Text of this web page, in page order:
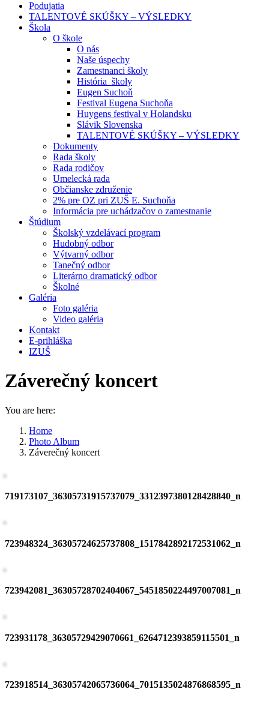
Podujatia
TALENTOVÉ SKÚŠKY – VÝSLEDKY
Škola
O škole
O nás
Naše úspechy
Zamestnanci školy
História školy
Eugen Suchoň
Festival Eugena Suchoňa
Huygens festival v Holandsku
Slávik Slovenska
TALENTOVÉ SKÚŠKY – VÝSLEDKY
Dokumenty
Rada školy
Rada rodičov
Umelecká rada
Občianske združenie
2% pre OZ pri ZUŠ E. Suchoňa
Informácia pre uchádzačov o zamestnanie
Štúdium
Školský vzdelávací program
Hudobný odbor
Výtvarný odbor
Tanečný odbor
Literárno dramatický odbor
Školné
Galéria
Foto galéria
Video galéria
Kontakt
E-prihláška
IZUŠ
Záverečný koncert
You are here:
Home
Photo Album
Záverečný koncert
719173107_36305731915737079_3312397380128428840_n
723948324_36305724625737808_1517842892172531062_n
723942081_36305728702404067_5451850224497007081_n
723931178_36305729429070661_6264712393859115501_n
723918514_36305742065736064_7015135024876868595_n